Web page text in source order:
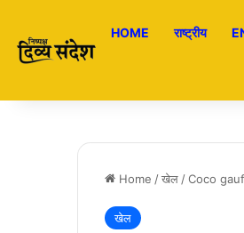
HOME राष्ट्रीय
Home /खेल /Coco gauff
खेल